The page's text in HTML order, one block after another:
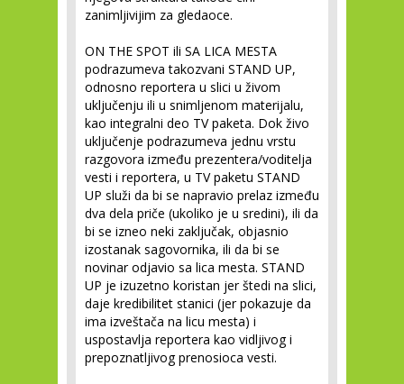
zanimljivijim za gledaoce.
ON THE SPOT ili SA LICA MESTA
podrazumeva takozvani STAND UP,
odnosno reportera u slici u živom
uključenju ili u snimljenom materijalu,
kao integralni deo TV paketa. Dok živo
uključenje podrazumeva jednu vrstu
razgovora između prezentera/voditelja
vesti i reportera, u TV paketu STAND
UP služi da bi se napravio prelaz između
dva dela priče (ukoliko je u sredini), ili da
bi se izneo neki zaključak, objasnio
izostanak sagovornika, ili da bi se
novinar odjavio sa lica mesta. STAND
UP je izuzetno koristan jer štedi na slici,
daje kredibilitet stanici (jer pokazuje da
ima izveštača na licu mesta) i
uspostavlja reportera kao vidljivog i
prepoznatljivog prenosioca vesti.